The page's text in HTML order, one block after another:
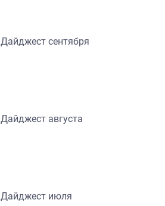
Дайджест сентября
Дайджест августа
Дайджест июля